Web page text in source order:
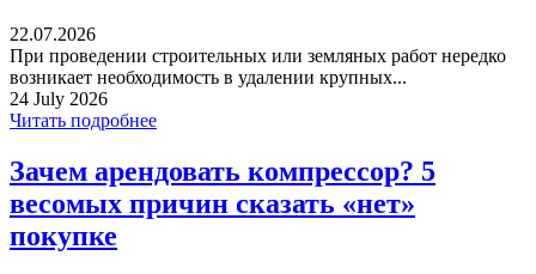
22.07.2026
При проведении строительных или земляных работ нередко
возникает необходимость в удалении крупных...
24 July 2026
Читать подробнее
Зачем арендовать компрессор? 5
весомых причин сказать «нет»
покупке